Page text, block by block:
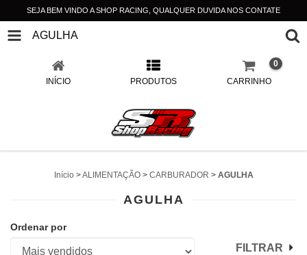
SEJA BEM VINDO A SHOP RACING, QUALQUER DUVIDA NOS CONTATE
AGULHA
INÍCIO PRODUTOS CARRINHO
0
Início >ALIMENTAÇÃO > CARBURADOR > AGULHA
AGULHA
Ordenar por
FILTRAR